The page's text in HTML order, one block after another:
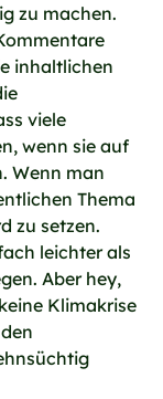
zu machen.
inhaltlichen
viele
wenn sie auf
Wenn man
Thema
zu setzen.
leichter als
Aber hey,
Klimakrise